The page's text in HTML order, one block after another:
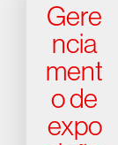
Gere
ncia
ment
o de
expo